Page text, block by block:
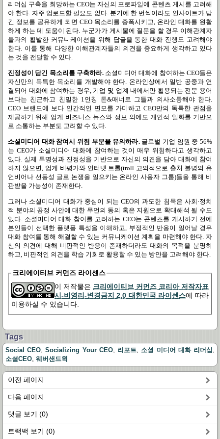
리더십 구축을 희망하는 CEO는 자신의 프로파일에 콘텐츠 게시를 고려해
야 한다. 자주 업로드할 필요도 없다. 분기에 한 번씩이라도 인사이트가 담
긴 정보를 공유하게 되면 CEO 목소리를 증폭시키고, 온라인 대화를 원활
하게 하는 데 도움이 된다. 누군가가 게시물에 질문을 할 경우 이해관계자
들과의 활발한 커뮤니케이션을 위해 답글을 통한 대화 진행도 고려해야
한다. 이를 통해 다양한 이해관계자들의 의견을 중요하게 생각하고 있다
는 것을 전달할 수 있다.
진정성이 담긴 목소리를 구축하라. 소셜미디어 대화에 참여하는 CEO들은
자신만의 독특한 목소리를 개발해야 한다. 온라인상에서 일반 공중과 연
결되어 대화에 참여하는 경우, 기업 및 업계 내에서만 활용되는 전문 용어
보다는 친근하고 친밀한1인칭 톤&매너로 그들과 의사소통해야 한다.
CEO 브랜드에 보다 인간적인 면모를 가미하고 CEO만의 독특한 관점을
제공하기 위해 업계 비즈니스 뉴스와 정보 외에도 개인적 일화를 기반으
로 소통하는 부분도 고려할 수 있다.
소셜미디어 대화 참여시 위험 부분을 유의하라. 글로벌 기업 임원 중 56%
는 CEO가 소셜미디어 대화에 참여하는 것이 매우 위험하다고 생각하고
있다. 실제 투명성과 진정성을 기반으로 자신의 의견을 담아 대화에 참여
하지 않으면, 업계 비평가와 인터넷 트롤(troll·고의적으로 출처 불명의 유
언비어나 선동성 글로 논쟁을 일으키는 온라인 사용자 그룹)들을 통해 비
판받을 가능성이 존재한다.
그러나 소셜미디어 대화가 중심이 되는 CEO의 과도한 침묵은 사회 ·정치
적 분야의 공정 사안에 대한 무언의 동의 혹은 지원으로 확대해석 될 수도
있다. 소셜미디어 대화 참여를 고려하는 CEO는 콘텐츠를 게시하기 전에
본인들이 선택한 플랫폼 특성을 이해하고, 부정적인 반응이 일어날 경우
대화 참여를 통해 해결할 수 있는 커뮤니케이션 계획을 마련해야 한다.자
신의 의견에 대해 비판적인 반응이 존재하더라도 대화의 목적을 분명히
하고, 비판적인 의견을 학습 기회로 활용할 수 있는 방안을 고려해야 한다.
크리에이티브 커먼즈 라이센스
이 저작물은 크리에이티브 커먼즈 코리아 저작자표
시-비영리-변경금지 2.0 대한민국 라이센스에 따라
이용하실 수 있습니다.
Tags
Social CEO,Socializing Your CEO, 리포트, 소셜 미디어 대화 리더십 ,
소셜CEO, 웨버샌드윅
이전 페이지
다음 페이지
댓글 보기 (0)
트랙백 보기 (0)